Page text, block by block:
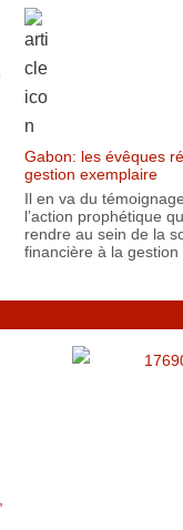
Gabon: les évêques
gestion exemplaire
Il en va du
l’action prophétique
rendre au sein de la
financière à la